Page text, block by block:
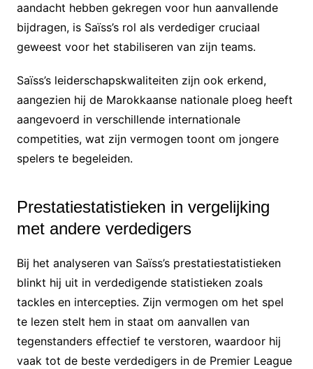
aandacht hebben gekregen voor hun aanvallende
bijdragen, is Saïss’s rol als verdediger cruciaal
geweest voor het stabiliseren van zijn teams.
Saïss’s leiderschapskwaliteiten zijn ook erkend,
aangezien hij de Marokkaanse nationale ploeg heeft
aangevoerd in verschillende internationale
competities, wat zijn vermogen toont om jongere
spelers te begeleiden.
Prestatiestatistieken in vergelijking
met andere verdedigers
Bij het analyseren van Saïss’s prestatiestatistieken
blinkt hij uit in verdedigende statistieken zoals
tackles en intercepties. Zijn vermogen om het spel
te lezen stelt hem in staat om aanvallen van
tegenstanders effectief te verstoren, waardoor hij
vaak tot de beste verdedigers in de Premier League